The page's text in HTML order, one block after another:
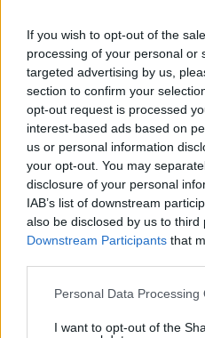
If you wish to opt-out of the
processing of your personal or
targeted advertising by us,
section to confirm your
opt-out request is processed
interest-based ads based on
us or personal information
your opt-out. You may
disclosure of your personal
IAB’s list of downstream
also be disclosed by us to third
Downstream Participants that
Please note that this website/
not limited to your visit or
Personal Data Processing
I want to opt-out of the
Γιώργος Παράσχος: